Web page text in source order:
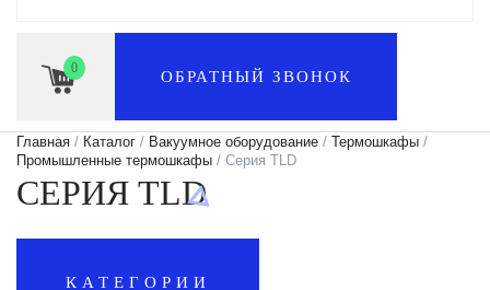
0 ОБРАТНЫЙ ЗВОНОК
Главная / Каталог / Вакуумное оборудование / Термошкафы /
Промышленные термошкафы / Серия TLD
СЕРИЯ TLD
КАТЕГОРИИ